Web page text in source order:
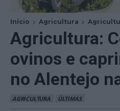
Início Agricultura
Agricultura:
ovinos e
no Alentejo
AGRICULTURA ÚLTIMAS